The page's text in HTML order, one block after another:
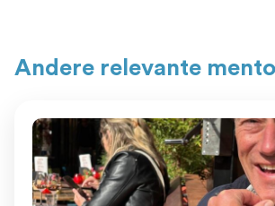
Andere relevante